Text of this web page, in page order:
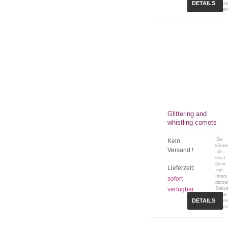
DETAILS
Glittering and
whistling comets
Kein
Versand !
Lieferzeit:
sofort
verfügbar
Sie
als
Gast
(bzw.
mit
Ihrem
keine
DETAILS